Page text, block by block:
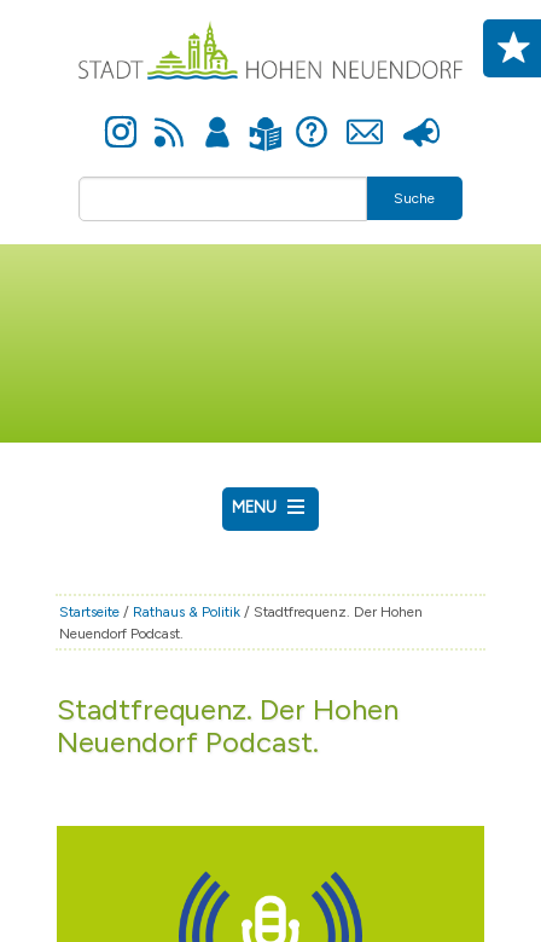
Instagram Newsfeed Anmelden Leichte Sprache Hilfe Kontakt Presse
Suche
MENU
RATHAUS & POLITIK
BÜRGERSERVICE
TOURISMUS
Startseite / Rathaus & Politik / Stadtfrequenz. Der Hohen
Neuendorf Podcast.
Stadtfrequenz. Der Hohen
Neuendorf Podcast.